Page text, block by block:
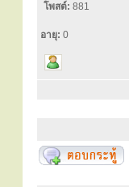
โพสต์: 881
อายุ: 0